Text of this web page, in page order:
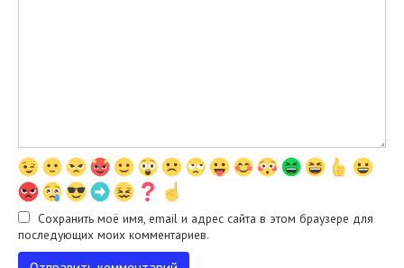
Сохранить моё имя, email и адрес сайта в этом браузере для
последующих моих комментариев.